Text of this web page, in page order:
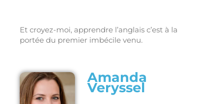
Et croyez-moi, apprendre l’anglais c’est à la
portée du premier imbécile venu.
Amanda
Veryssel